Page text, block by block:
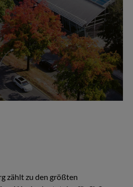
zählt zu den größten